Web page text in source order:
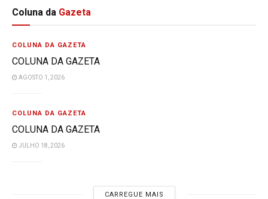
Coluna da Gazeta
COLUNA DA GAZETA
COLUNA DA GAZETA
AGOSTO 1, 2026
COLUNA DA GAZETA
COLUNA DA GAZETA
JULHO 18, 2026
CARREGUE MAIS